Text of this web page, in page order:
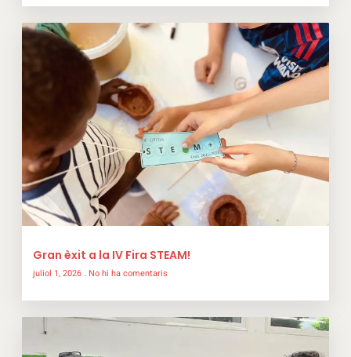
Gran èxit a la IV Fira STEAM!
juliol 1, 2026 No hi ha comentaris